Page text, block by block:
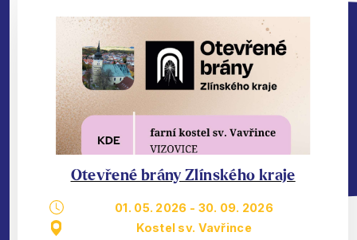
Otevřené brány Zlínského kraje
01. 05. 2026 - 30. 09. 2026
Kostel sv. Vavřince